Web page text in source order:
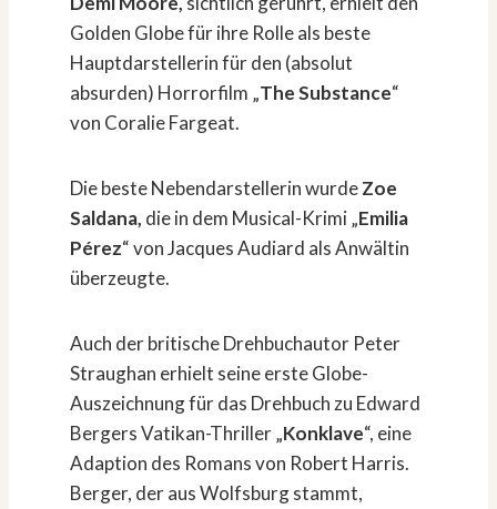
Golden Globe für ihre Rolle als beste
Hauptdarstellerin für den (absolut
absurden) Horrorfilm „The Substance“
von Coralie Fargeat.
Die beste Nebendarstellerin wurdeZoe
Saldana, die in dem Musical-Krimi „Emilia
Pérez“ von Jacques Audiard als Anwältin
überzeugte.
Auch der britische Drehbuchautor Peter
Straughan erhielt seine erste Globe-
Auszeichnung für das Drehbuch zu Edward
Bergers Vatikan-Thriller „Konklave“, eine
Adaption des Romans von Robert Harris.
Berger, der aus Wolfsburg stammt,